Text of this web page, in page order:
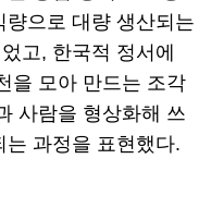
으로 대량 생산되는
고, 한국적 정서에
을 모아 만드는 조각
사람을 형상화해 쓰
과정을 표현했다.